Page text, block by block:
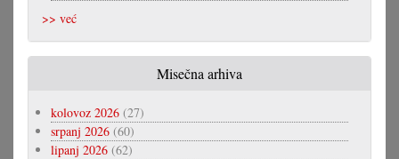
>> već
Misečna arhiva
kolovoz 2026 (27)
srpanj 2026 (60)
lipanj 2026 (62)